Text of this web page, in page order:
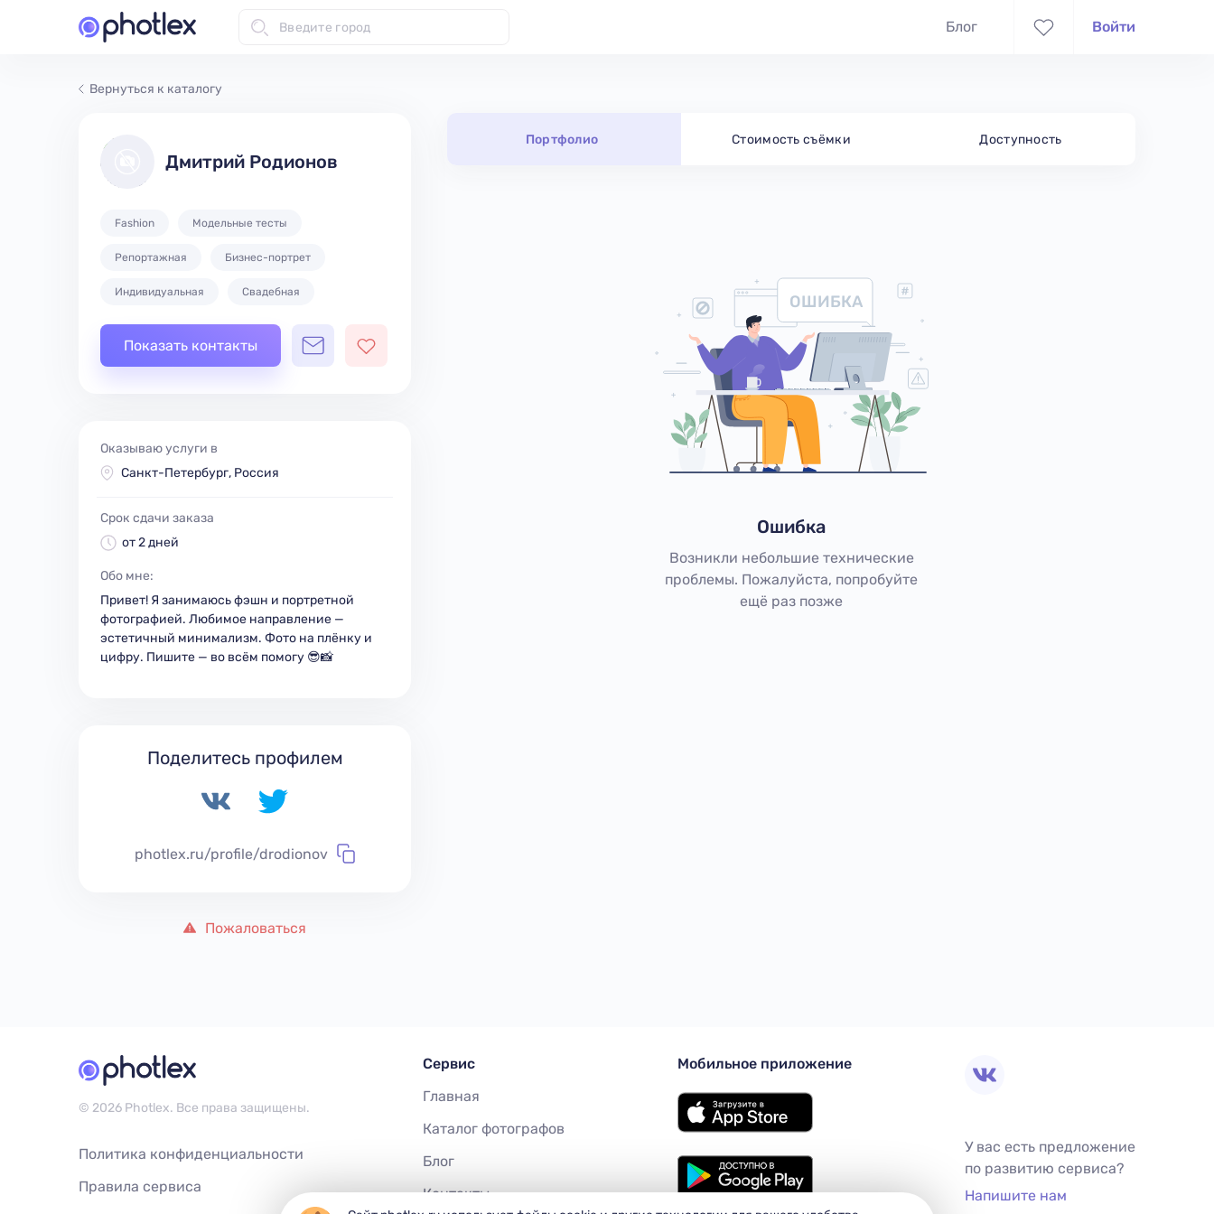
Блог Войти
Вернуться к каталогу
Дмитрий Родионов
Fashion Модельные тесты
Репортажная Бизнес-портрет
Индивидуальная Свадебная
Показать контакты
Оказываю услуги в
Санкт-Петербург, Россия
Обо мне:
Привет! Я занимаюсь фэшн и портретной
фотографией. Любимое направление —
эстетичный минимализм. Фото на плёнку и
цифру. Пишите — во всём помогу 😎📸
Срок сдачи заказа
от 2 дней
Поделитесь профилем
photlex.ru/profile/drodionov
Пожаловаться
Портфолио Стоимость съёмки Доступность
ОШИБКА
Ошибка
Возникли небольшие технические
проблемы. Пожалуйста, попробуйте
ещё раз позже
© 2026 Photlex. Все права защищены.
Политика конфиденциальности
Правила сервиса
Сервиc
Главная
Каталог фотографов
Блог
Контакты
Мобильное приложение
У вас есть предложение
по развитию сервиса?
Напишите нам